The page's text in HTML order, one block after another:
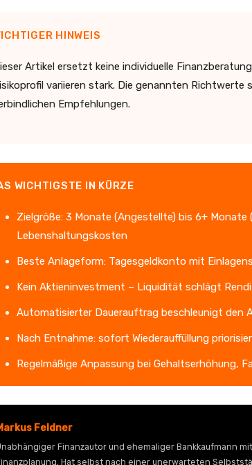
HINWEIS
Artikel ersetzt keine individuelle
variieren stark. Die genannten Richtwerte
Empfehlungen.
WICHTIGSTE IN KÜRZE
Zielgröße: 3 Monate (Angestellte) bis 6+ Monate
Lebenshaltungskosten
Beste Anlageform: Tagesgeldkonto mit
Kein Aktieninvestment – Liquidität schlägt
Automatisierter Dauerauftrag beschleunigt den
Nach Entnahme: sofort Wiederauffüllung
Regelmäßige Anpassung bei Gehaltserhöhung,
Feldner
Finanzautor und ehemaliger Bankkaufmann
Hat selbst nach einer unerwarteten